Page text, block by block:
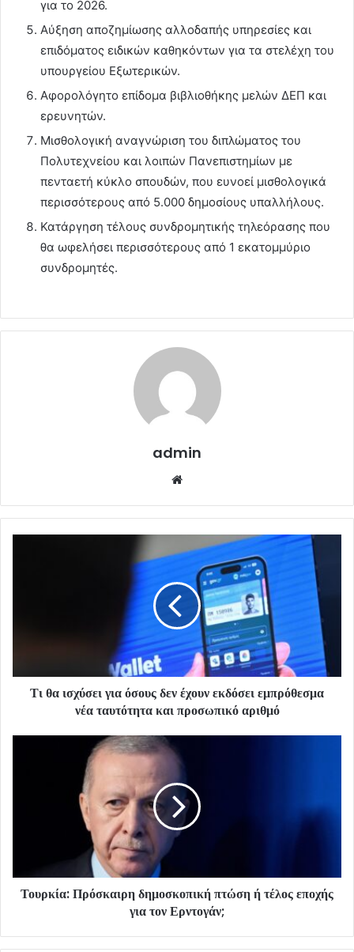
για το 2026.
Αύξηση αποζημίωσης αλλοδαπής υπηρεσίες και
επιδόματος ειδικών καθηκόντων για τα στελέχη του
υπουργείου Εξωτερικών.
Αφορολόγητο επίδομα βιβλιοθήκης μελών ΔΕΠ και
ερευνητών.
Μισθολογική αναγνώριση του διπλώματος του
Πολυτεχνείου και λοιπών Πανεπιστημίων με
πενταετή κύκλο σπουδών, που ευνοεί μισθολογικά
περισσότερους από 5.000 δημοσίους υπαλλήλους.
Κατάργηση τέλους συνδρομητικής τηλεόρασης που
θα ωφελήσει περισσότερους από 1 εκατομμύριο
συνδρομητές.
admin
Τι θα ισχύσει για όσους δεν έχουν εκδόσει εμπρόθεσμα
νέα ταυτότητα και προσωπικό αριθμό
Τουρκία: Πρόσκαιρη δημοσκοπική πτώση ή τέλος εποχής
για τον Ερντογάν;